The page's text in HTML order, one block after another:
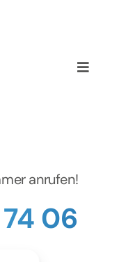
Toggle
anrufen!
74 06